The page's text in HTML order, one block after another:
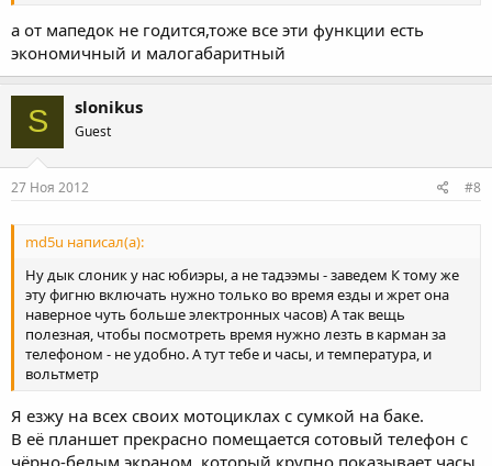
а от мапедок не годится,тоже все эти функции есть
экономичный и малогабаритный
S slonikus
Guest
27 Ноя 2012 #8
md5u написал(а):
Ну дык слоник у нас юбиэры, а не тадээмы - заведем К тому же
эту фигню включать нужно только во время езды и жрет она
наверное чуть больше электронных часов) А так вещь
полезная, чтобы посмотреть время нужно лезть в карман за
телефоном - не удобно. А тут тебе и часы, и температура, и
вольтметр
Я езжу на всех своих мотоциклах с сумкой на баке.
В её планшет прекрасно помещается сотовый телефон с
чёрно-белым экраном, который крупно показывает часы